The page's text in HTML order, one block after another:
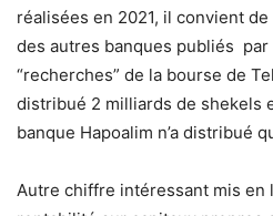
réalisées en 2021, il convient
des autres banques publiés
“recherches” de la bourse de
distribué 2 milliards de shekels
banque Hapoalim n’a distribué
Autre chiffre intéressant mis en